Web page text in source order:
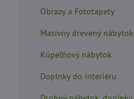
Obrazy a Fototapety
Masívny drevený nábytok
Kúpeľňový nábytok
Doplnky do interiéru